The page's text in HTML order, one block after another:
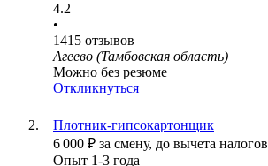
4.2
•
1415 отзывов
Агеево (Тамбовская область)
Можно без резюме
Откликнуться
Плотник-гипсокартонщик
6 000 ₽ за смену, до вычета налогов
Опыт 1-3 года